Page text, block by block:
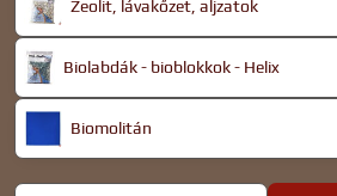
Zeolit, lávakőzet, aljzatok
Biolabdák - bioblokkok - Helix
Biomolitán